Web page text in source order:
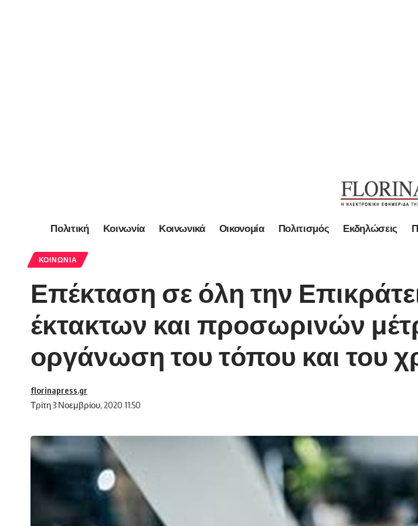
Πολιτική Κοινωνία Κοινωνικά Οικονομία Πολιτισμός Εκδηλώσεις
ΚΟΙΝΩΝΊΑ
Επέκταση σε όλη την
έκτακτων και προσωρινών
οργάνωση του τόπου και του
Τρίτη 3 Νοεμβρίου, 2020 11:50
florinapress.gr